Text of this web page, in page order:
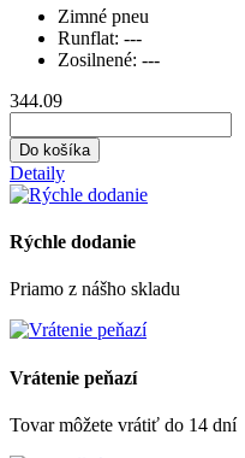
Zimné pneu
Runflat: ---
Zosilnené: ---
344.09
Do košíka
Detaily
Rýchle dodanie
Priamo z nášho skladu
Vrátenie peňazí
Tovar môžete vrátiť do 14 dní